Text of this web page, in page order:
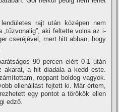
rajt után középen nem
aki feltette volna az i-
cseréjével, mert hitt abban, hogy
90 percen elért 0-1 után
akarat, a hit diadala a kedd este.
roppant boldog vagyok.
ellenállást fejtett ki. Már értem,
egy pontot a törökök ellen
edző.